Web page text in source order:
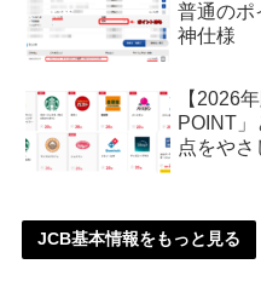
普通のポ
神仕様
【2026
POINT
点をやさ
JCB基本情報をもっと見る